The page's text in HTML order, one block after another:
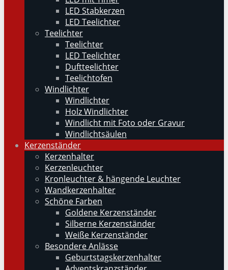
LED Stabkerzen
LED Teelichter
Teelichter
Teelichter
LED Teelichter
Duftteelichter
Teelichtofen
Windlichter
Windlichter
Holz Windlichter
Windlicht mit Foto oder Gravur
Windlichtsäulen
Kerzenständer
Kerzenhalter
Kerzenleuchter
Kronleuchter & hängende Leuchter
Wandkerzenhalter
Schöne Farben
Goldene Kerzenständer
Silberne Kerzenständer
Weiße Kerzenständer
Besondere Anlässe
Geburtstagskerzenhalter